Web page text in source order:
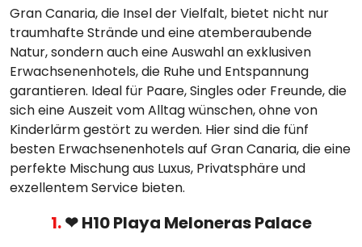
Gran Canaria, die Insel der Vielfalt, bietet nicht nur
traumhafte Strände und eine atemberaubende
Natur, sondern auch eine Auswahl an exklusiven
Erwachsenenhotels, die Ruhe und Entspannung
garantieren. Ideal für Paare, Singles oder Freunde, die
sich eine Auszeit vom Alltag wünschen, ohne von
Kinderlärm gestört zu werden. Hier sind die fünf
besten Erwachsenenhotels auf Gran Canaria, die eine
perfekte Mischung aus Luxus, Privatsphäre und
exzellentem Service bieten.
1.❤ H10 Playa Meloneras Palace